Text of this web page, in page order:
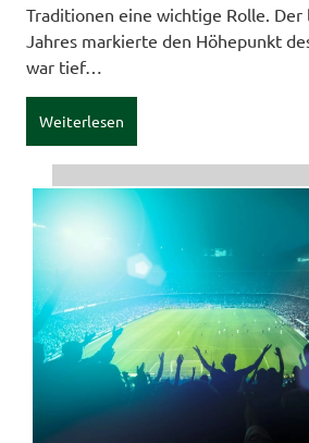
Traditionen eine wichtige Rolle. Der
Jahres markierte den Höhepunkt
war tief…
Weiterlesen